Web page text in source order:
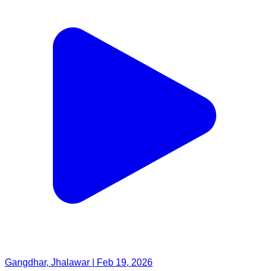
Gangdhar, Jhalawar | Feb 19, 2026